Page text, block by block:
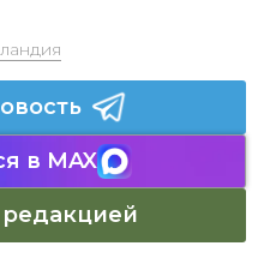
в MAX
редакцией